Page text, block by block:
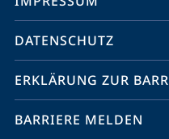
Media
Kontakte
DATENSCHUTZ
ERKLÄRUNG ZUR
BARRIERE MELDEN